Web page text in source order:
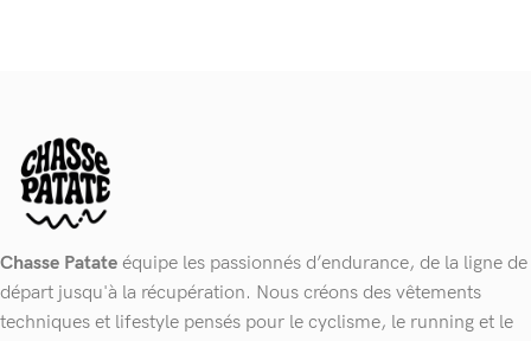
Chasse Patate équipe les passionnés d’endurance, de la ligne de
départ jusqu'à la récupération. Nous créons des vêtements
techniques et lifestyle pensés pour le cyclisme, le running et le